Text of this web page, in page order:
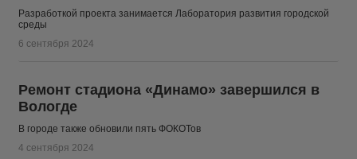
Разработкой проекта занимается Лаборатория развития городской
среды
6 сентября 2024
Ремонт стадиона «Динамо» завершился в
Вологде
В городе также обновили пять ФОКОТов
4 сентября 2024